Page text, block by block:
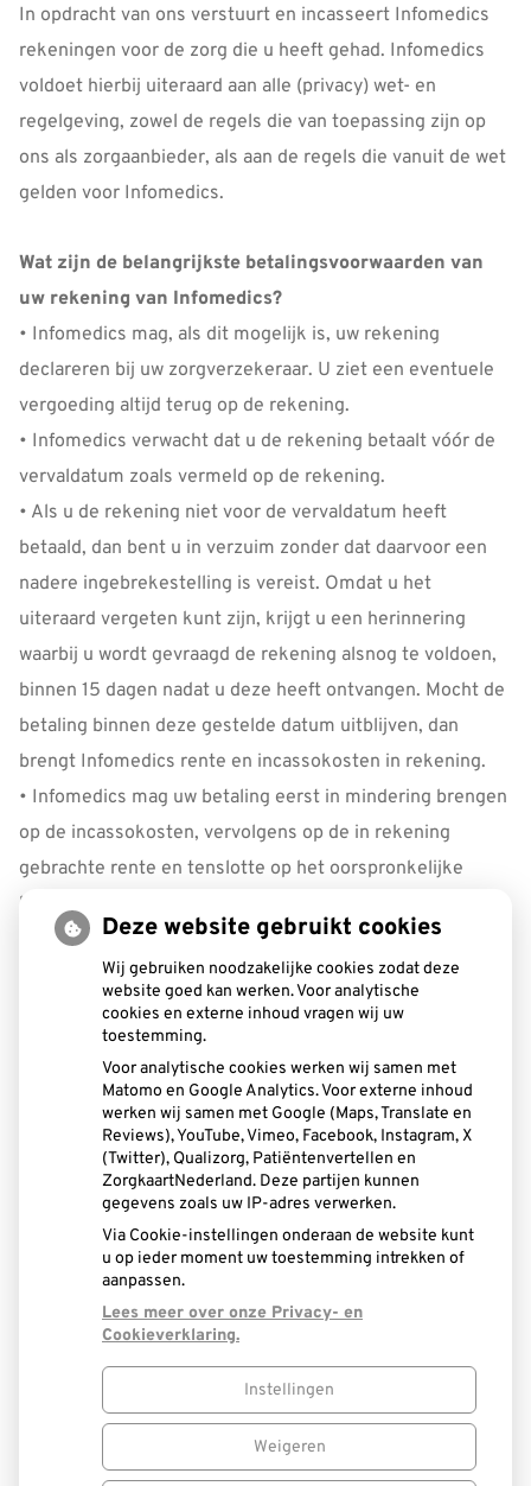
In opdracht van ons verstuurt en incasseert Infomedics
rekeningen voor de zorg die u heeft gehad. Infomedics
voldoet hierbij uiteraard aan alle (privacy) wet- en
regelgeving, zowel de regels die van toepassing zijn op
ons als zorgaanbieder, als aan de regels die vanuit de wet
gelden voor Infomedics.
Wat zijn de belangrijkste betalingsvoorwaarden van
uw rekening van Infomedics?
• Infomedics mag, als dit mogelijk is, uw rekening
declareren bij uw zorgverzekeraar. U ziet een eventuele
vergoeding altijd terug op de rekening.
• Infomedics verwacht dat u de rekening betaalt vóór de
vervaldatum zoals vermeld op de rekening.
• Als u de rekening niet voor de vervaldatum heeft
betaald, dan bent u in verzuim zonder dat daarvoor een
nadere ingebrekestelling is vereist. Omdat u het
uiteraard vergeten kunt zijn, krijgt u een herinnering
waarbij u wordt gevraagd de rekening alsnog te voldoen,
binnen 15 dagen nadat u deze heeft ontvangen. Mocht de
betaling binnen deze gestelde datum uitblijven, dan
brengt Infomedics rente en incassokosten in rekening.
• Infomedics mag uw betaling eerst in mindering brengen
op de incassokosten, vervolgens op de in rekening
gebrachte rente en tenslotte op het oorspronkelijke
bedrag van uw rekening.
• Houd er rekening mee dat, wanneer u een klacht indient
of zich inschrijft bij een andere zorgaanbieder, uw
rekening uiteindelijk nog steeds betaald moet worden.
Uw betalingsverplichting kan hierdoor niet worden
opgeschort.
Uw Zorg Online|Beheer
Deze website gebruikt cookies
Wij gebruiken noodzakelijke cookies zodat deze
website goed kan werken. Voor analytische
cookies en externe inhoud vragen wij uw
toestemming.
Voor analytische cookies werken wij samen met
Matomo en Google Analytics. Voor externe inhoud
werken wij samen met Google (Maps, Translate en
Reviews), YouTube, Vimeo, Facebook, Instagram, X
(Twitter), Qualizorg, Patiëntenvertellen en
ZorgkaartNederland. Deze partijen kunnen
gegevens zoals uw IP-adres verwerken.
Via Cookie-instellingen onderaan de website kunt
u op ieder moment uw toestemming intrekken of
aanpassen.
Lees meer over onze Privacy- en
Cookieverklaring.
Instellingen
Weigeren